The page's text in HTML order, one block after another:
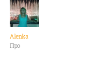
Alenka
Про